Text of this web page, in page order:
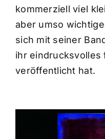
kommerziell viel
aber umso
sich mit seiner
ihr eindrucksvolles
veröffentlicht hat.